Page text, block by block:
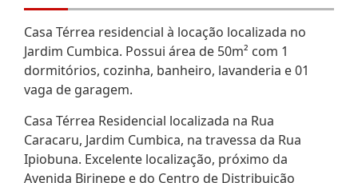
Casa Térrea residencial à locação localizada no
Jardim Cumbica. Possui área de 50m² com 1
dormitórios, cozinha, banheiro, lavanderia e 01
vaga de garagem.
Casa Térrea Residencial localizada na Rua
Caracaru, Jardim Cumbica, na travessa da Rua
Ipiobuna. Excelente localização, próximo da
Avenida Birinepe e do Centro de Distribuição